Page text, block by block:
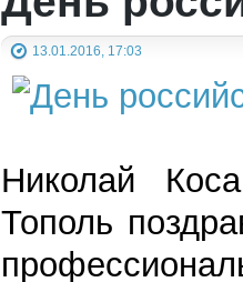
13.01.2016, 17:03
Николай
Тополь